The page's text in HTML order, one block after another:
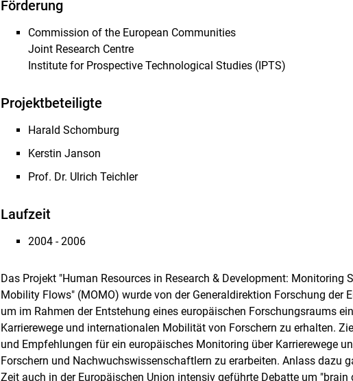
Förderung
Commission of the European Communities
Joint Research Centre
Institute for Prospective Technological Studies (IPTS)
Projektbeteiligte
Harald Schomburg
Kerstin Janson
Prof. Dr. Ulrich Teichler
Laufzeit
2004 - 2006
Das Projekt "Human Resources in Research & Development: Monitoring
Mobility Flows" (MOMO) wurde von der Generaldirektion Forschung der
um im Rahmen der Entstehung eines europäischen Forschungsraums
Karrierewege und internationalen Mobilität von Forschern zu erhalten.
und Empfehlungen für ein europäisches Monitoring über Karrierewege
Forschern und Nachwuchswissenschaftlern zu erarbeiten. Anlass dazu
Zeit auch in der Europäischen Union intensiv geführte Debatte um "brain